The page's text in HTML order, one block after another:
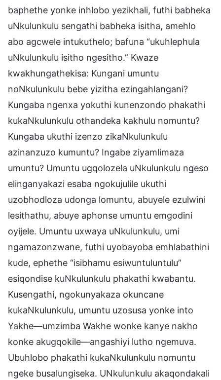
baphethe yonke inhlobo yezikhali, futhi babheka
uNkulunkulu sengathi babheka isitha, amehlo
abo agcwele intukuthelo; bafuna “ukuhlephula
uNkulunkulu isitho ngesitho.” Kwaze
kwakhungathekisa: Kungani umuntu
noNkulunkulu bebe yizitha ezingahlangani?
Kungaba ngenxa yokuthi kunenzondo phakathi
kukaNkulunkulu othandeka kakhulu nomuntu?
Kungaba ukuthi izenzo zikaNkulunkulu
azinanzuzo kumuntu? Ingabe ziyamlimaza
umuntu? Umuntu ugqolozela uNkulunkulu ngeso
elinganyakazi esaba ngokujulile ukuthi
uzobhodloza udonga lomuntu, abuyele ezulwini
lesithathu, abuye aphonse umuntu emgodini
oyijele. Umuntu uxwaya uNkulunkulu, umi
ngamazonzwane, futhi uyobayoba emhlabathini
kude, ephethe “isibhamu esiwuntuluntulu”
esiqondise kuNkulunkulu phakathi kwabantu.
Kusengathi, ngokunyakaza okuncane
kukaNkulunkulu, umuntu uzosusa yonke into
Yakhe—umzimba Wakhe wonke kanye nakho
konke akugqokile—angashiyi lutho ngemuva.
Ubuhlobo phakathi kukaNkulunkulu nomuntu
ngeke busalungiseka. UNkulunkulu akaqondakali